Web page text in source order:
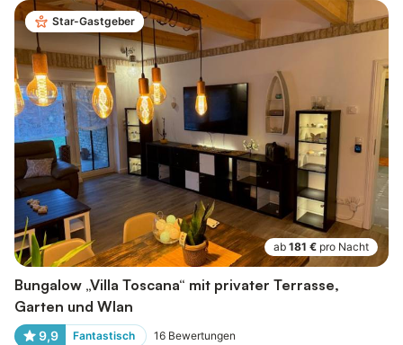
Star-Gastgeber
ab 181 € pro Nacht
Bungalow „Villa Toscana“ mit privater Terrasse,
Garten und Wlan
9,9 Fantastisch 16 Bewertungen